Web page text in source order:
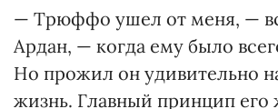
— Трюффо ушел от меня, —
Ардан, — когда ему было
Но прожил он удивительно
жизнь. Главный принцип его